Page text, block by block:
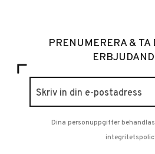
PRENUMERERA & TA
Dina personuppgifter